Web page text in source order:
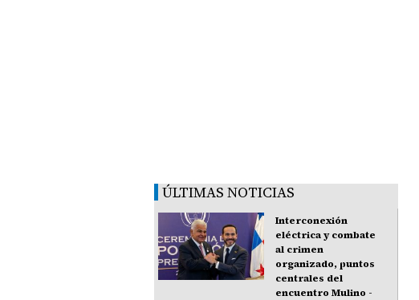
ÚLTIMAS NOTICIAS
Interconexión
eléctrica y combate
al crimen
organizado, puntos
centrales del
encuentro Mulino -